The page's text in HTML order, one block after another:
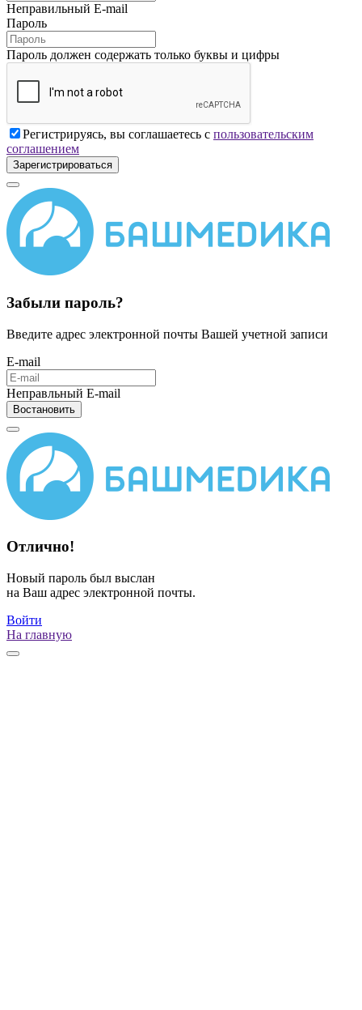
Неправильный E-mail
Пароль
Пароль должен содержать только буквы и цифры
Регистрируясь, вы соглашаетесь с пользовательским
соглашением
Зарегистрироваться
Забыли пароль?
Введите адрес электронной почты Вашей учетной записи
E-mail
Неправльный E-mail
Востановить
Отлично!
Новый пароль был выслан
на Ваш адрес электронной почты.
Войти
На главную